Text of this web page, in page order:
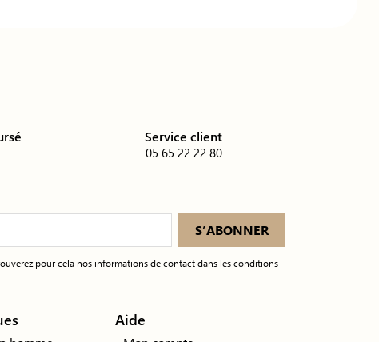
Service client
05 65 22 22 80
pour cela nos informations de contact dans les conditions
Aide